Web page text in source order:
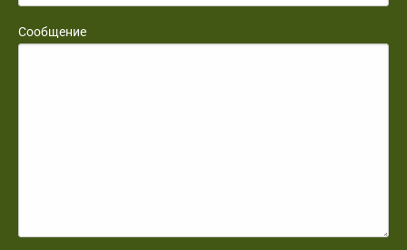
Сообщение